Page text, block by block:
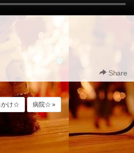
Share
かけ☆ 病院☆ »